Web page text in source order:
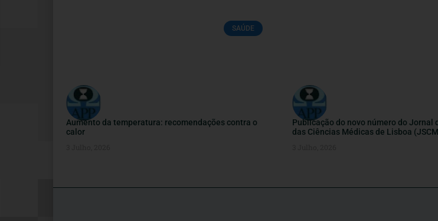
SAÚDE
Aumento da temperatura: recomendações contra o
calor
Publicação do novo número do Jornal
das Ciências Médicas de Lisboa